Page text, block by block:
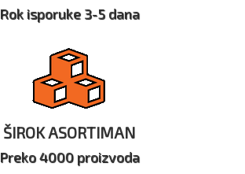
Rok isporuke 3-5 dana
ŠIROK ASORTIMAN
Preko 4000 proizvoda